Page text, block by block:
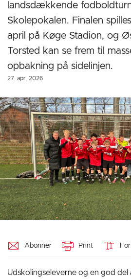
landsdækkende
Skolepokalen. Finalen
april på Køge Stadion, og
Torsted kan se frem til
opbakning på sidelinjen.
27. apr. 2026
Abonner Print
Udskolingseleverne og en god del